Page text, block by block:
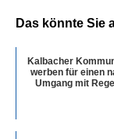
Das könnte Sie
Kalbacher
werben für einen
Umgang mit